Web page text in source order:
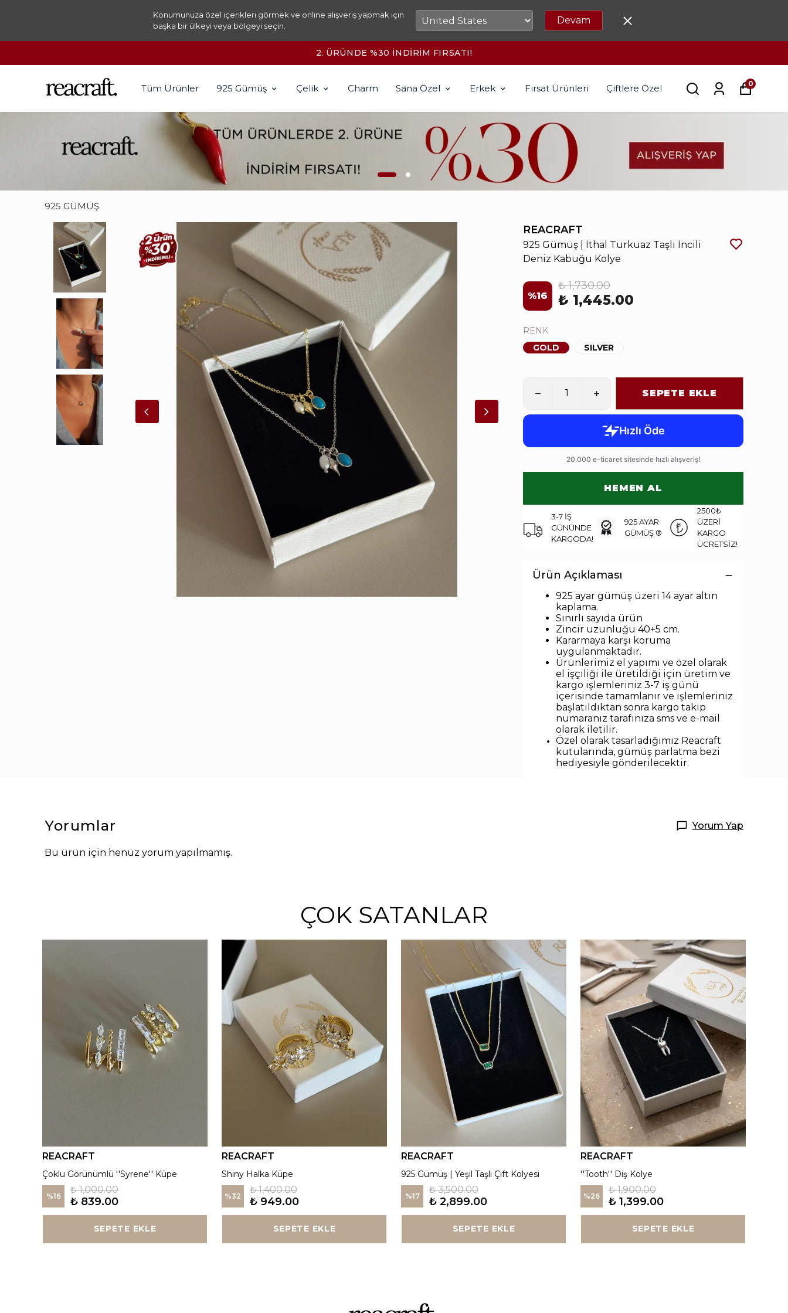
Konumunuza özel içerikleri görmek ve online alışveriş yapmak için
başka bir ülkeyi veya bölgeyi seçin.
Devam
Tüm Ürünler 925 Gümüş Çelik Charm Sana Özel Erkek Fırsat Ürünleri Çiftlere Özel 0
925 GÜMÜŞ
REACRAFT
925 Gümüş | İthal Turkuaz Taşlı İncili
Deniz Kabuğu Kolye
%16
₺ 1,730.00
₺ 1,445.00
RENK
GOLD
SILVER
SEPETE EKLE
HEMEN AL
3-7 İŞ
GÜNÜNDE
KARGODA!
925 AYAR
GÜMÜŞ ®
2500₺
ÜZERİ
KARGO
ÜCRETSİZ!
Ürün Açıklaması
925 ayar gümüş üzeri 14 ayar altın
kaplama.
Sınırlı sayıda ürün
Zincir uzunluğu 40+5 cm.
Kararmaya karşı koruma
uygulanmaktadır.
Ürünlerimiz el yapımı ve özel olarak
el işçiliği ile üretildiği için üretim ve
kargo işlemleriniz 3-7 iş günü
içerisinde tamamlanır ve işlemleriniz
başlatıldıktan sonra kargo takip
numaranız tarafınıza sms ve e-mail
olarak iletilir.
Özel olarak tasarladığımız Reacraft
kutularında, gümüş parlatma bezi
hediyesiyle gönderilecektir.
Yorumlar Yorum Yap
Bu ürün için henüz yorum yapılmamış.
ÇOK SATANLAR
REACRAFT
Çoklu Görünümlü ''Syrene'' Küpe
%16
₺ 1,000.00
₺ 839.00
SEPETE EKLE
REACRAFT
Shiny Halka Küpe
%32
₺ 1,400.00
₺ 949.00
SEPETE EKLE
REACRAFT
925 Gümüş | Yeşil Taşlı Çift Kolyesi
%17
₺ 3,500.00
₺ 2,899.00
SEPETE EKLE
REACRAFT
''Tooth'' Diş Kolye
%26
₺ 1,900.00
₺ 1,399.00
SEPETE EKLE